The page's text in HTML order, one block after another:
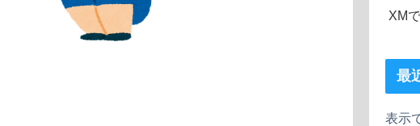
XM
最
表示